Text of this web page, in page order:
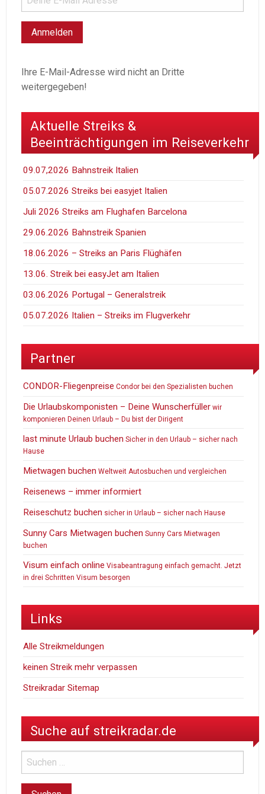
Ihre E-Mail-Adresse wird nicht an Dritte
weitergegeben!
Aktuelle Streiks &
Beeinträchtigungen im Reiseverkehr
09.07,2026 Bahnstreik Italien
05.07.2026 Streiks bei easyjet Italien
Juli 2026 Streiks am Flughafen Barcelona
29.06.2026 Bahnstreik Spanien
18.06.2026 – Streiks an Paris Flüghäfen
13.06. Streik bei easyJet am Italien
03.06.2026 Portugal – Generalstreik
05.07.2026 Italien – Streiks im Flugverkehr
Partner
CONDOR-Fliegenpreise Condor bei den Spezialisten buchen
Die Urlaubskomponisten – Deine Wunscherfüller wir
komponieren Deinen Urlaub – Du bist der Dirigent
last minute Urlaub buchen Sicher in den Urlaub – sicher nach
Hause
Mietwagen buchen Weltweit Autosbuchen und vergleichen
Reisenews – immer informiert
Reiseschutz buchen sicher in Urlaub – sicher nach Hause
Sunny Cars Mietwagen buchen Sunny Cars Mietwagen
buchen
Visum einfach online Visabeantragung einfach gemacht. Jetzt
in drei Schritten Visum besorgen
Links
Alle Streikmeldungen
keinen Streik mehr verpassen
Streikradar Sitemap
Suche auf streikradar.de